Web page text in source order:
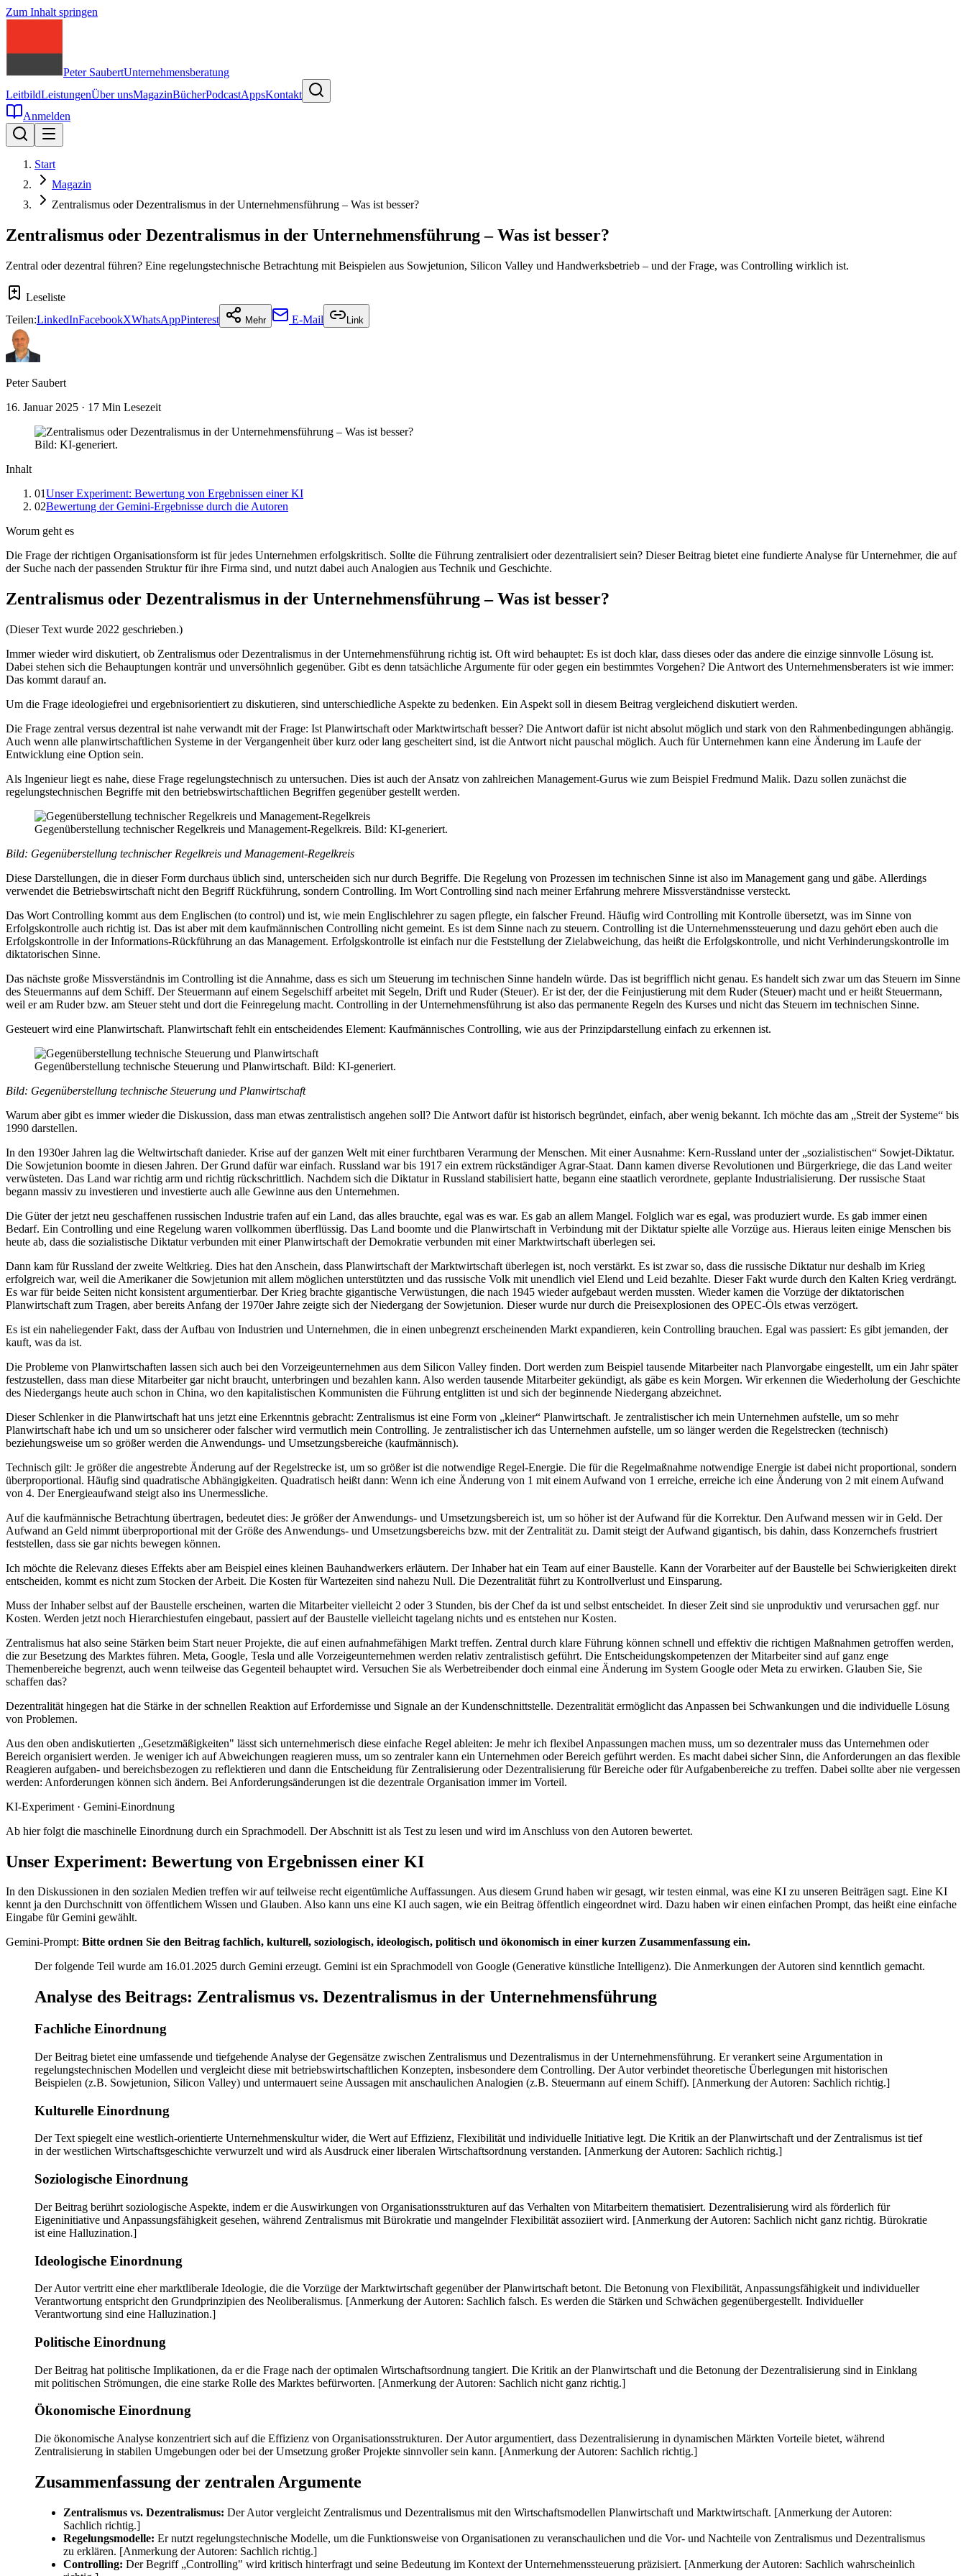
Zum Inhalt springen
Peter SaubertUnternehmensberatung
LeitbildLeistungenÜber unsMagazinBücherPodcastAppsKontakt
Anmelden
Start
Magazin
Zentralismus oder Dezentralismus in der Unternehmensführung – Was ist besser?
Zentralismus oder Dezentralismus in der Unternehmensführung – Was ist besser?
Zentral oder dezentral führen? Eine regelungstechnische Betrachtung mit Beispielen aus Sowjetunion, Silicon Valley und Handwerksbetrieb – und der Frage, was Controlling wirklich ist.
Leseliste
Teilen:LinkedInFacebookXWhatsAppPinterest Mehr E-Mail Link
Peter Saubert
16. Januar 2025 · 17 Min Lesezeit
Bild: KI-generiert.
Inhalt
01Unser Experiment: Bewertung von Ergebnissen einer KI
02Bewertung der Gemini-Ergebnisse durch die Autoren
Worum geht es
Die Frage der richtigen Organisationsform ist für jedes Unternehmen erfolgskritisch. Sollte die Führung zentralisiert oder dezentralisiert sein? Dieser Beitrag bietet eine fundierte Analyse für Unternehmer, die auf
der Suche nach der passenden Struktur für ihre Firma sind, und nutzt dabei auch Analogien aus Technik und Geschichte.
Zentralismus oder Dezentralismus in der Unternehmensführung – Was ist besser?
(Dieser Text wurde 2022 geschrieben.)
Immer wieder wird diskutiert, ob Zentralismus oder Dezentralismus in der Unternehmensführung richtig ist. Oft wird behauptet: Es ist doch klar, dass dieses oder das andere die einzige sinnvolle Lösung ist.
Dabei stehen sich die Behauptungen konträr und unversöhnlich gegenüber. Gibt es denn tatsächliche Argumente für oder gegen ein bestimmtes Vorgehen? Die Antwort des Unternehmensberaters ist wie immer:
Das kommt darauf an.
Um die Frage ideologiefrei und ergebnisorientiert zu diskutieren, sind unterschiedliche Aspekte zu bedenken. Ein Aspekt soll in diesem Beitrag vergleichend diskutiert werden.
Die Frage zentral versus dezentral ist nahe verwandt mit der Frage: Ist Planwirtschaft oder Marktwirtschaft besser? Die Antwort dafür ist nicht absolut möglich und stark von den Rahmenbedingungen abhängig.
Auch wenn alle planwirtschaftlichen Systeme in der Vergangenheit über kurz oder lang gescheitert sind, ist die Antwort nicht pauschal möglich. Auch für Unternehmen kann eine Änderung im Laufe der
Entwicklung eine Option sein.
Als Ingenieur liegt es nahe, diese Frage regelungstechnisch zu untersuchen. Dies ist auch der Ansatz von zahlreichen Management-Gurus wie zum Beispiel Fredmund Malik. Dazu sollen zunächst die
regelungstechnischen Begriffe mit den betriebswirtschaftlichen Begriffen gegenüber gestellt werden.
Gegenüberstellung technischer Regelkreis und Management-Regelkreis. Bild: KI-generiert.
Bild: Gegenüberstellung technischer Regelkreis und Management-Regelkreis
Diese Darstellungen, die in dieser Form durchaus üblich sind, unterscheiden sich nur durch Begriffe. Die Regelung von Prozessen im technischen Sinne ist also im Management gang und gäbe. Allerdings
verwendet die Betriebswirtschaft nicht den Begriff Rückführung, sondern Controlling. Im Wort Controlling sind nach meiner Erfahrung mehrere Missverständnisse versteckt.
Das Wort Controlling kommt aus dem Englischen (to control) und ist, wie mein Englischlehrer zu sagen pflegte, ein falscher Freund. Häufig wird Controlling mit Kontrolle übersetzt, was im Sinne von
Erfolgskontrolle auch richtig ist. Das ist aber mit dem kaufmännischen Controlling nicht gemeint. Es ist dem Sinne nach zu steuern. Controlling ist die Unternehmenssteuerung und dazu gehört eben auch die
Erfolgskontrolle in der Informations-Rückführung an das Management. Erfolgskontrolle ist einfach nur die Feststellung der Zielabweichung, das heißt die Erfolgskontrolle, und nicht Verhinderungskontrolle im
diktatorischen Sinne.
Das nächste große Missverständnis im Controlling ist die Annahme, dass es sich um Steuerung im technischen Sinne handeln würde. Das ist begrifflich nicht genau. Es handelt sich zwar um das Steuern im Sinne
des Steuermanns auf dem Schiff. Der Steuermann auf einem Segelschiff arbeitet mit Segeln, Drift und Ruder (Steuer). Er ist der, der die Feinjustierung mit dem Ruder (Steuer) macht und er heißt Steuermann,
weil er am Ruder bzw. am Steuer steht und dort die Feinregelung macht. Controlling in der Unternehmensführung ist also das permanente Regeln des Kurses und nicht das Steuern im technischen Sinne.
Gesteuert wird eine Planwirtschaft. Planwirtschaft fehlt ein entscheidendes Element: Kaufmännisches Controlling, wie aus der Prinzipdarstellung einfach zu erkennen ist.
Gegenüberstellung technische Steuerung und Planwirtschaft. Bild: KI-generiert.
Bild: Gegenüberstellung technische Steuerung und Planwirtschaft
Warum aber gibt es immer wieder die Diskussion, dass man etwas zentralistisch angehen soll? Die Antwort dafür ist historisch begründet, einfach, aber wenig bekannt. Ich möchte das am „Streit der Systeme“ bis
1990 darstellen.
In den 1930er Jahren lag die Weltwirtschaft danieder. Krise auf der ganzen Welt mit einer furchtbaren Verarmung der Menschen. Mit einer Ausnahme: Kern-Russland unter der „sozialistischen“ Sowjet-Diktatur.
Die Sowjetunion boomte in diesen Jahren. Der Grund dafür war einfach. Russland war bis 1917 ein extrem rückständiger Agrar-Staat. Dann kamen diverse Revolutionen und Bürgerkriege, die das Land weiter
verwüsteten. Das Land war richtig arm und richtig rückschrittlich. Nachdem sich die Diktatur in Russland stabilisiert hatte, begann eine staatlich verordnete, geplante Industrialisierung. Der russische Staat
begann massiv zu investieren und investierte auch alle Gewinne aus den Unternehmen.
Die Güter der jetzt neu geschaffenen russischen Industrie trafen auf ein Land, das alles brauchte, egal was es war. Es gab an allem Mangel. Folglich war es egal, was produziert wurde. Es gab immer einen
Bedarf. Ein Controlling und eine Regelung waren vollkommen überflüssig. Das Land boomte und die Planwirtschaft in Verbindung mit der Diktatur spielte alle Vorzüge aus. Hieraus leiten einige Menschen bis
heute ab, dass die sozialistische Diktatur verbunden mit einer Planwirtschaft der Demokratie verbunden mit einer Marktwirtschaft überlegen sei.
Dann kam für Russland der zweite Weltkrieg. Dies hat den Anschein, dass Planwirtschaft der Marktwirtschaft überlegen ist, noch verstärkt. Es ist zwar so, dass die russische Diktatur nur deshalb im Krieg
erfolgreich war, weil die Amerikaner die Sowjetunion mit allem möglichen unterstützten und das russische Volk mit unendlich viel Elend und Leid bezahlte. Dieser Fakt wurde durch den Kalten Krieg verdrängt.
Es war für beide Seiten nicht konsistent argumentierbar. Der Krieg brachte gigantische Verwüstungen, die nach 1945 wieder aufgebaut werden mussten. Wieder kamen die Vorzüge der diktatorischen
Planwirtschaft zum Tragen, aber bereits Anfang der 1970er Jahre zeigte sich der Niedergang der Sowjetunion. Dieser wurde nur durch die Preisexplosionen des OPEC-Öls etwas verzögert.
Es ist ein naheliegender Fakt, dass der Aufbau von Industrien und Unternehmen, die in einen unbegrenzt erscheinenden Markt expandieren, kein Controlling brauchen. Egal was passiert: Es gibt jemanden, der
kauft, was da ist.
Die Probleme von Planwirtschaften lassen sich auch bei den Vorzeigeunternehmen aus dem Silicon Valley finden. Dort werden zum Beispiel tausende Mitarbeiter nach Planvorgabe eingestellt, um ein Jahr später
festzustellen, dass man diese Mitarbeiter gar nicht braucht, unterbringen und bezahlen kann. Also werden tausende Mitarbeiter gekündigt, als gäbe es kein Morgen. Wir erkennen die Wiederholung der Geschichte
des Niedergangs heute auch schon in China, wo den kapitalistischen Kommunisten die Führung entglitten ist und sich der beginnende Niedergang abzeichnet.
Dieser Schlenker in die Planwirtschaft hat uns jetzt eine Erkenntnis gebracht: Zentralismus ist eine Form von „kleiner“ Planwirtschaft. Je zentralistischer ich mein Unternehmen aufstelle, um so mehr
Planwirtschaft habe ich und um so unsicherer oder falscher wird vermutlich mein Controlling. Je zentralistischer ich das Unternehmen aufstelle, um so länger werden die Regelstrecken (technisch)
beziehungsweise um so größer werden die Anwendungs- und Umsetzungsbereiche (kaufmännisch).
Technisch gilt: Je größer die angestrebte Änderung auf der Regelstrecke ist, um so größer ist die notwendige Regel-Energie. Die für die Regelmaßnahme notwendige Energie ist dabei nicht proportional, sondern
überproportional. Häufig sind quadratische Abhängigkeiten. Quadratisch heißt dann: Wenn ich eine Änderung von 1 mit einem Aufwand von 1 erreiche, erreiche ich eine Änderung von 2 mit einem Aufwand
von 4. Der Energieaufwand steigt also ins Unermessliche.
Auf die kaufmännische Betrachtung übertragen, bedeutet dies: Je größer der Anwendungs- und Umsetzungsbereich ist, um so höher ist der Aufwand für die Korrektur. Den Aufwand messen wir in Geld. Der
Aufwand an Geld nimmt überproportional mit der Größe des Anwendungs- und Umsetzungsbereichs bzw. mit der Zentralität zu. Damit steigt der Aufwand gigantisch, bis dahin, dass Konzernchefs frustriert
feststellen, dass sie gar nichts bewegen können.
Ich möchte die Relevanz dieses Effekts aber am Beispiel eines kleinen Bauhandwerkers erläutern. Der Inhaber hat ein Team auf einer Baustelle. Kann der Vorarbeiter auf der Baustelle bei Schwierigkeiten direkt
entscheiden, kommt es nicht zum Stocken der Arbeit. Die Kosten für Wartezeiten sind nahezu Null. Die Dezentralität führt zu Kontrollverlust und Einsparung.
Muss der Inhaber selbst auf der Baustelle erscheinen, warten die Mitarbeiter vielleicht 2 oder 3 Stunden, bis der Chef da ist und selbst entscheidet. In dieser Zeit sind sie unproduktiv und verursachen ggf. nur
Kosten. Werden jetzt noch Hierarchiestufen eingebaut, passiert auf der Baustelle vielleicht tagelang nichts und es entstehen nur Kosten.
Zentralismus hat also seine Stärken beim Start neuer Projekte, die auf einen aufnahmefähigen Markt treffen. Zentral durch klare Führung können schnell und effektiv die richtigen Maßnahmen getroffen werden,
die zur Besetzung des Marktes führen. Meta, Google, Tesla und alle Vorzeigeunternehmen werden relativ zentralistisch geführt. Die Entscheidungskompetenzen der Mitarbeiter sind auf ganz enge
Themenbereiche begrenzt, auch wenn teilweise das Gegenteil behauptet wird. Versuchen Sie als Werbetreibender doch einmal eine Änderung im System Google oder Meta zu erwirken. Glauben Sie, Sie
schaffen das?
Dezentralität hingegen hat die Stärke in der schnellen Reaktion auf Erfordernisse und Signale an der Kundenschnittstelle. Dezentralität ermöglicht das Anpassen bei Schwankungen und die individuelle Lösung
von Problemen.
Aus den oben andiskutierten „Gesetzmäßigkeiten" lässt sich unternehmerisch diese einfache Regel ableiten: Je mehr ich flexibel Anpassungen machen muss, um so dezentraler muss das Unternehmen oder
Bereich organisiert werden. Je weniger ich auf Abweichungen reagieren muss, um so zentraler kann ein Unternehmen oder Bereich geführt werden. Es macht dabei sicher Sinn, die Anforderungen an das flexible
Reagieren aufgaben- und bereichsbezogen zu reflektieren und dann die Entscheidung für Zentralisierung oder Dezentralisierung für Bereiche oder für Aufgabenbereiche zu treffen. Dabei sollte aber nie vergessen
werden: Anforderungen können sich ändern. Bei Anforderungsänderungen ist die dezentrale Organisation immer im Vorteil.
KI-Experiment · Gemini-Einordnung
Ab hier folgt die maschinelle Einordnung durch ein Sprachmodell. Der Abschnitt ist als Test zu lesen und wird im Anschluss von den Autoren bewertet.
Unser Experiment: Bewertung von Ergebnissen einer KI
In den Diskussionen in den sozialen Medien treffen wir auf teilweise recht eigentümliche Auffassungen. Aus diesem Grund haben wir gesagt, wir testen einmal, was eine KI zu unseren Beiträgen sagt. Eine KI
kennt ja den Durchschnitt von öffentlichem Wissen und Glauben. Also kann uns eine KI auch sagen, wie ein Beitrag öffentlich eingeordnet wird. Dazu haben wir einen einfachen Prompt, das heißt eine einfache
Eingabe für Gemini gewählt.
Gemini-Prompt: Bitte ordnen Sie den Beitrag fachlich, kulturell, soziologisch, ideologisch, politisch und ökonomisch in einer kurzen Zusammenfassung ein.
Der folgende Teil wurde am 16.01.2025 durch Gemini erzeugt. Gemini ist ein Sprachmodell von Google (Generative künstliche Intelligenz). Die Anmerkungen der Autoren sind kenntlich gemacht.
Analyse des Beitrags: Zentralismus vs. Dezentralismus in der Unternehmensführung
Fachliche Einordnung
Der Beitrag bietet eine umfassende und tiefgehende Analyse der Gegensätze zwischen Zentralismus und Dezentralismus in der Unternehmensführung. Er verankert seine Argumentation in
regelungstechnischen Modellen und vergleicht diese mit betriebswirtschaftlichen Konzepten, insbesondere dem Controlling. Der Autor verbindet theoretische Überlegungen mit historischen
Beispielen (z.B. Sowjetunion, Silicon Valley) und untermauert seine Aussagen mit anschaulichen Analogien (z.B. Steuermann auf einem Schiff). [Anmerkung der Autoren: Sachlich richtig.]
Kulturelle Einordnung
Der Text spiegelt eine westlich-orientierte Unternehmenskultur wider, die Wert auf Effizienz, Flexibilität und individuelle Initiative legt. Die Kritik an der Planwirtschaft und der Zentralismus ist tief
in der westlichen Wirtschaftsgeschichte verwurzelt und wird als Ausdruck einer liberalen Wirtschaftsordnung verstanden. [Anmerkung der Autoren: Sachlich richtig.]
Soziologische Einordnung
Der Beitrag berührt soziologische Aspekte, indem er die Auswirkungen von Organisationsstrukturen auf das Verhalten von Mitarbeitern thematisiert. Dezentralisierung wird als förderlich für
Eigeninitiative und Anpassungsfähigkeit gesehen, während Zentralismus mit Bürokratie und mangelnder Flexibilität assoziiert wird. [Anmerkung der Autoren: Sachlich nicht ganz richtig. Bürokratie
ist eine Halluzination.]
Ideologische Einordnung
Der Autor vertritt eine eher marktliberale Ideologie, die die Vorzüge der Marktwirtschaft gegenüber der Planwirtschaft betont. Die Betonung von Flexibilität, Anpassungsfähigkeit und individueller
Verantwortung entspricht den Grundprinzipien des Neoliberalismus. [Anmerkung der Autoren: Sachlich falsch. Es werden die Stärken und Schwächen gegenübergestellt. Individueller
Verantwortung sind eine Halluzination.]
Politische Einordnung
Der Beitrag hat politische Implikationen, da er die Frage nach der optimalen Wirtschaftsordnung tangiert. Die Kritik an der Planwirtschaft und die Betonung der Dezentralisierung sind in Einklang
mit politischen Strömungen, die eine starke Rolle des Marktes befürworten. [Anmerkung der Autoren: Sachlich nicht ganz richtig.]
Ökonomische Einordnung
Die ökonomische Analyse konzentriert sich auf die Effizienz von Organisationsstrukturen. Der Autor argumentiert, dass Dezentralisierung in dynamischen Märkten Vorteile bietet, während
Zentralisierung in stabilen Umgebungen oder bei der Umsetzung großer Projekte sinnvoller sein kann. [Anmerkung der Autoren: Sachlich richtig.]
Zusammenfassung der zentralen Argumente
Zentralismus vs. Dezentralismus: Der Autor vergleicht Zentralismus und Dezentralismus mit den Wirtschaftsmodellen Planwirtschaft und Marktwirtschaft. [Anmerkung der Autoren:
Sachlich richtig.]
Regelungsmodelle: Er nutzt regelungstechnische Modelle, um die Funktionsweise von Organisationen zu veranschaulichen und die Vor- und Nachteile von Zentralismus und Dezentralismus
zu erklären. [Anmerkung der Autoren: Sachlich richtig.]
Controlling: Der Begriff „Controlling" wird kritisch hinterfragt und seine Bedeutung im Kontext der Unternehmenssteuerung präzisiert. [Anmerkung der Autoren: Sachlich wahrscheinlich